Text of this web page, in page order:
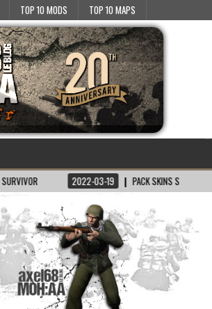
TOP 10 MODS TOP 10 MAPS
2022-03-19 PACK SKINS SH/BT POUR MOH:AA